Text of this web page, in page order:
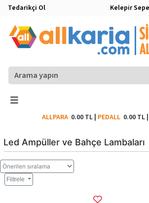
Tedarikçi Ol Kelepir
ALLPARA 0.00 TL| PEDALL 0.00 TL|
Led Ampüller ve Bahçe Lambaları
Filtrele